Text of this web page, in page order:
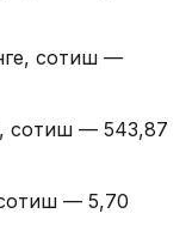
сотиш —
сотиш — 543,87
— 5,70